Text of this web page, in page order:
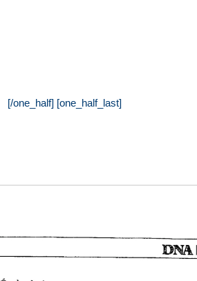
[/one_half] [one_half_last]